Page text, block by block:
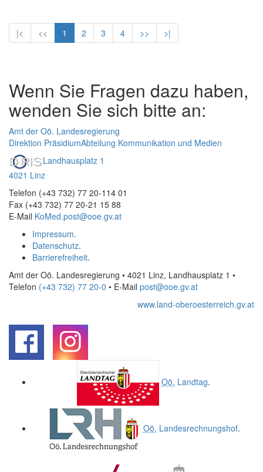
|< << 1 2 3 4 >> >|
Wenn Sie Fragen dazu haben,
wenden Sie sich bitte an:
Amt der Oö. Landesregierung
Direktion PräsidiumAbteilung Kommunikation und Medien
Landhausplatz 1
4021 Linz
Telefon (+43 732) 77 20-114 01
Fax (+43 732) 77 20-21 15 88
E-Mail KoMed.post@ooe.gv.at
Impressum.
Datenschutz.
Barrierefreiheit.
Amt der Oö. Landesregierung • 4021 Linz, Landhausplatz 1 •
Telefon (+43 732) 77 20-0 • E-Mail post@ooe.gv.at
www.land-oberoesterreich.gv.at
Oö. Landtag.
Oö. Landesrechnungshof.